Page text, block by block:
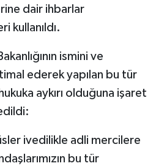
dair ihbarlar
kullanıldı.
ismini ve
ederek yapılan bu tür
aykırı olduğuna işaret
ivedilikle adli mercilere
bu tür